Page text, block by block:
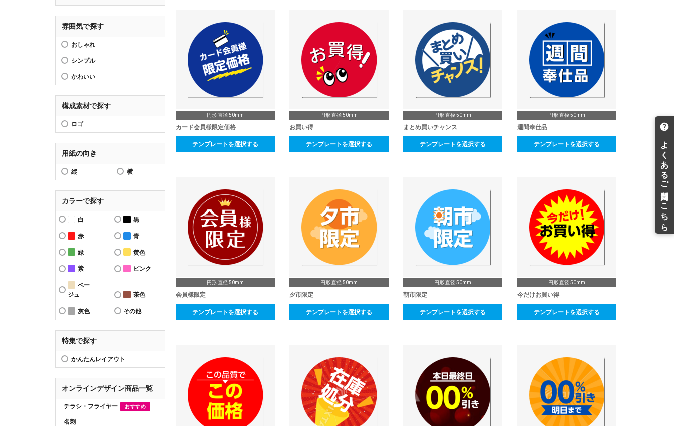
雰囲気で探す
おしゃれ
シンプル
かわいい
構成素材で探す
ロゴ
用紙の向き
縦 横
カラーで探す
白 黒
赤 青
緑 黄色
紫 ピンク
ベー
ジュ
茶色
灰色 その他
特集で探す
かんたんレイアウト
オンラインデザイン商品一覧
チラシ・フライヤー おすすめ
名刺
円形 直径 50mm
カード会員様限定価格
テンプレートを選択する
円形 直径 50mm
お買い得
テンプレートを選択する
円形 直径 50mm
まとめ買いチャンス
テンプレートを選択する
円形 直径 50mm
週間奉仕品
テンプレートを選択する
円形 直径 50mm
会員様限定
テンプレートを選択する
円形 直径 50mm
夕市限定
テンプレートを選択する
円形 直径 50mm
朝市限定
テンプレートを選択する
円形 直径 50mm
今だけお買い得
テンプレートを選択する